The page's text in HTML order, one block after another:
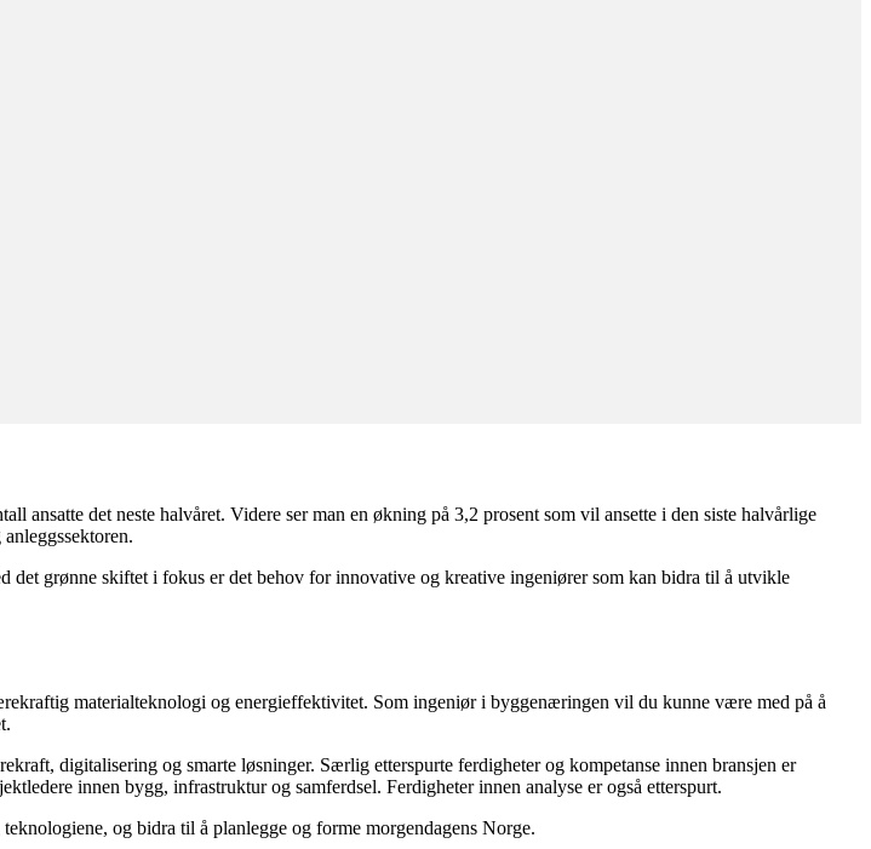
det neste halvåret. Videre ser man en økning på 3,2 prosent som vil ansette i den siste halvårlige
grønne skiftet i fokus er det behov for innovative og kreative ingeniører som kan bidra til å utvikle
materialteknologi og energieffektivitet. Som ingeniør i byggenæringen vil du kunne være med på å
digitalisering og smarte løsninger. Særlig etterspurte ferdigheter og kompetanse innen bransjen er
innen bygg, infrastruktur og samferdsel. Ferdigheter innen analyse er også etterspurt.
og bidra til å planlegge og forme morgendagens Norge.